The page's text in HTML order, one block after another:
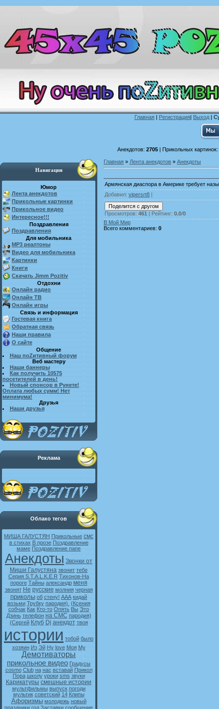
Главная | Регистрация| Выход |
Анекдотов: 2705| Прикольных картинок:
Навигация
Юмор
Лента анекдотов
Прикольные картинки
Прикольное видео
Интересное!!!
Поздравления
Поздравления
Для мобильника
MP3 реалтоны
Видео для мобильника
Картинки
Книги
Скачать Jimm Pozitiv
Отдохни
Онлайн радио
Онлайн ТВ
Онлайн игры
Связь и информация
Гостевая книга
Обратная связь
Наши правила
О сайте
Общение
Наш поZитивный форум
Веб мастеру
Наши баннеры
Как получить 10575
посетителей в день!
Новый спонсор в Рунете!
Оплата любых сумм! Нет
минимума!
Друзья
Наши друзья
Реклама
Облако тегов
МИША ГАЛУСТЯН Прикольные смс
в стихах В прозе Поздравление
маме Поздравление папе
Анекдоты Звонки от
Миши Галустяна звонит тебе
Серия S.T.A.L.K.E.R Тихонов-На
пороге Тайны александр меня
звонят Не русские молния черная
приколы об стену! ААА кидай
возьми Трубку пародия). (Ксения
собчак Как Кто-то Опять Вы Это
Дзинь телефон на СМС пародия)
(Сергей Клуб Dj анекдот твоя
истории тобой было
хозяин Из Эй Ну love Моя My
Демотиваторы
прикольное видео Градусы
cosmo Club на нас вставай Прикол
Пора школу уроки sms звуки
Карикатуры смешные истории
мультфильмы выпуск погоди
мультик советский 14 Клипы
Афоризмы молодежь новый
праздники год Заставки сообщение
Главная » Лента анекдотов » Анекдоты
Армянская диаспора в Америке требует
Добавил: vipersrt8 |
Просмотров: 461 | Рейтинг: 0.0/0
В Мой Мир
Всего комментариев: 0